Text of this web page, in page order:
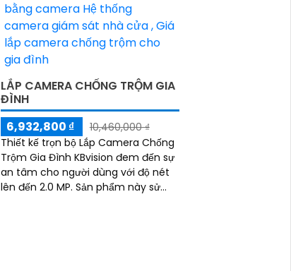
LẮP CAMERA CHỐNG TRỘM GIA
ĐÌNH
6,932,800 ₫
10,460,000 ₫
Thiết kế trọn bộ Lắp Camera Chống
Trộm Gia Đình KBvision đem đến sự
an tâm cho người dùng với độ nét
lên đến 2.0 MP. Sản phẩm này sử